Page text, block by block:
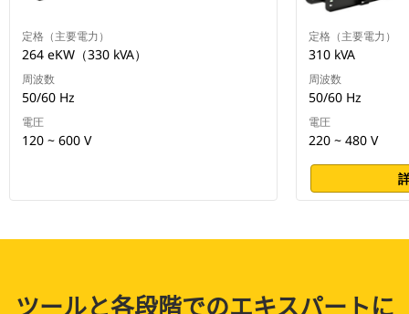
定格（主要電力）
264 eKW（330 kVA）
周波数
50/60 Hz
電圧
120 ~ 600 V
定格（主要電力）
310 kVA
周波数
50/60 Hz
電圧
220 ~ 480 V
ツールと各段階でのエキスパートに